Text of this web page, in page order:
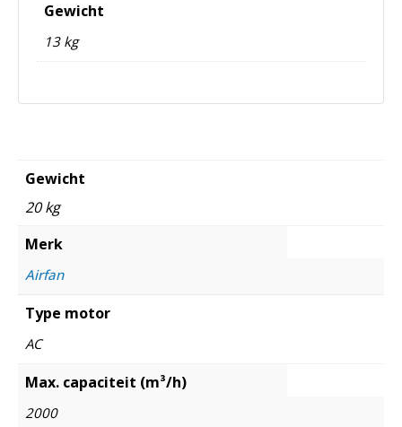
Gewicht
13 kg
Gewicht
20 kg
Merk
Airfan
Type motor
AC
Max. capaciteit (m³/h)
2000